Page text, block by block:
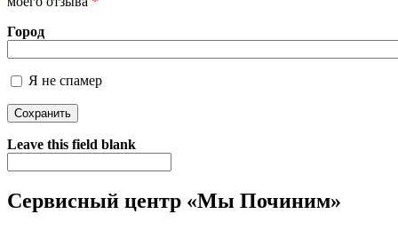
Город
Я не спамер
Я спамер
Leave this field blank
Сервисный центр «Мы Починим»